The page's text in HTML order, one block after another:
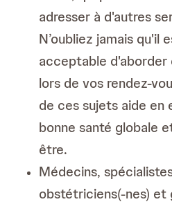
adresser à d'autres
N’oubliez jamais qu'il
acceptable d'aborder
lors de vos rendez-
de ces sujets aide en
bonne santé globale
être.
Médecins,
obstétriciens(-nes) et